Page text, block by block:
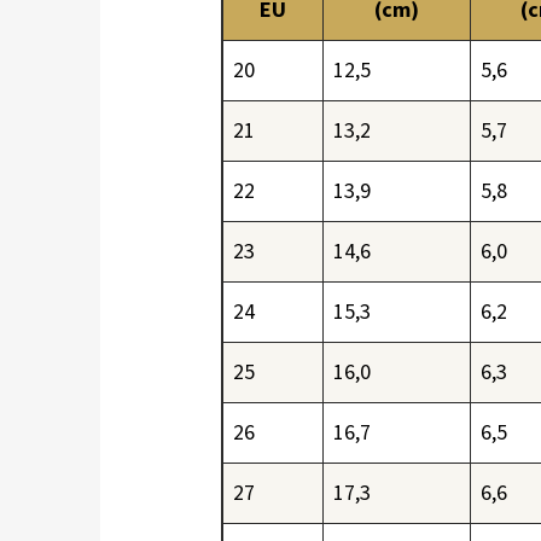
EU (cm)
20
12,5
5,6
21
13,2
5,7
22
13,9
5,8
23
14,6
6,0
24
15,3
6,2
25
16,0
6,3
26
16,7
6,5
27
17,3
6,6